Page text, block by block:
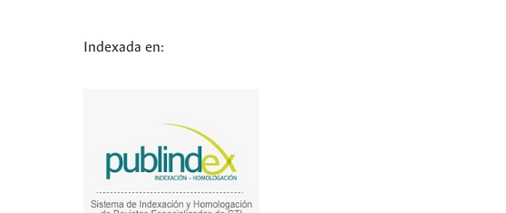
Indexada en: